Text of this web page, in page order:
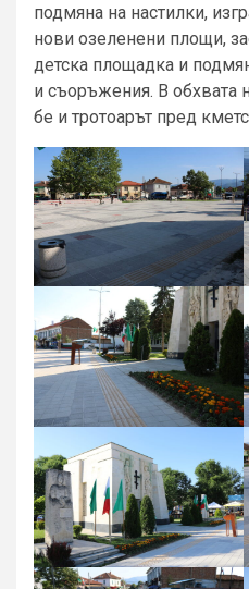
подмяна на настилки,
нови озеленени площи,
детска площадка и
и съоръжения. В обхвата
бе и тротоарът пред